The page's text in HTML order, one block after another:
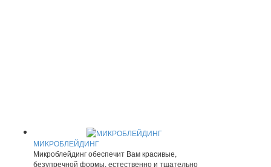
МИКРОБЛЕЙДИНГ
Микроблейдинг обеспечит Вам красивые,
безупречной формы, естественно и тщательно